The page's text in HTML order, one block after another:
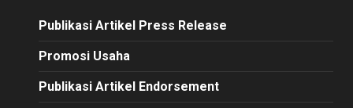
Publikasi Artikel Press Release
Promosi Usaha
Publikasi Artikel Endorsement